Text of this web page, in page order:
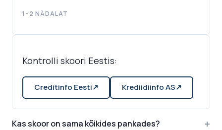
1–2 NÄDALAT
Kontrolli skoori Eestis:
Creditinfo Eesti↗ Krediidiinfo AS↗
Kas skoor on sama kõikides pankades? +